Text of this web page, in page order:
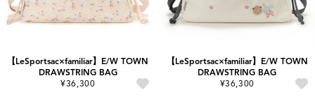
【LeSportsac×familiar】E/W TOWN
DRAWSTRING BAG
¥36,300
【LeSportsac×familiar】E/W TOWN
DRAWSTRING BAG
¥36,300